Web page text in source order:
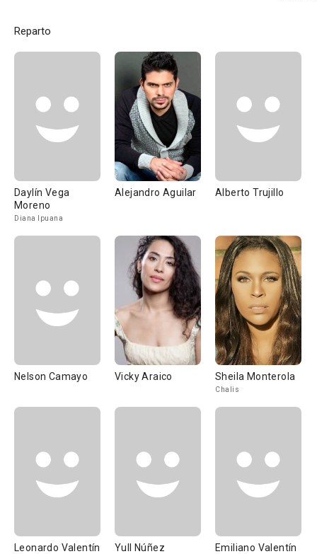
Reparto
Daylín Vega
Moreno
Diana Ipuana
Alejandro Aguilar Alberto Trujillo
Nelson Camayo Vicky Araico Sheila Monterola
Chalis
Leonardo Valentín
Yull Núñez
Emiliano Valentín